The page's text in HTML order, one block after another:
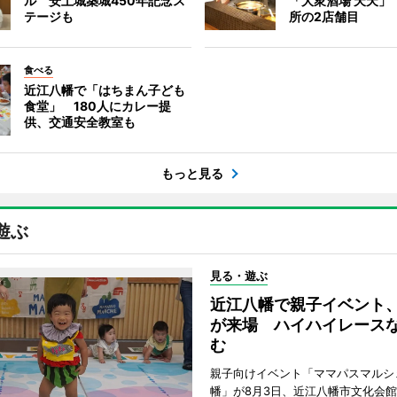
テージも
所の2店舗目
食べる
近江八幡で「はちまん子ども
食堂」 180人にカレー提
供、交通安全教室も
もっと見る
ぶ
見る・遊ぶ
近江八幡で親子イベント
が来場 ハイハイレース
む
親子向けイベント「ママパスマル
幡」が8月3日、近江八幡市文化会